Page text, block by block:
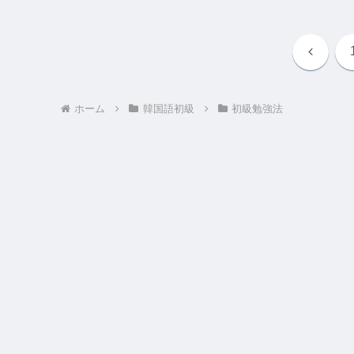
前
ホーム 韓国語初級 初級勉強法